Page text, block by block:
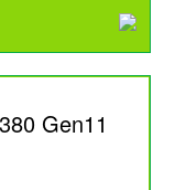
Gen11